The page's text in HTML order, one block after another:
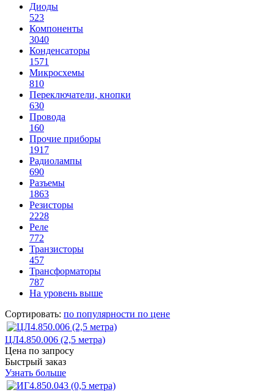
Диоды
523
Компоненты
3040
Конденсаторы
1571
Микросхемы
810
Переключатели, кнопки
630
Провода
160
Прочие приборы
1917
Радиолампы
690
Разъемы
1863
Резисторы
2228
Реле
772
Транзисторы
457
Трансформаторы
787
На уровень выше
Сортировать: по популярности по цене
ЦЛ4.850.006 (2,5 метра)
Цена по запросу
Быстрый заказ
Узнать больше